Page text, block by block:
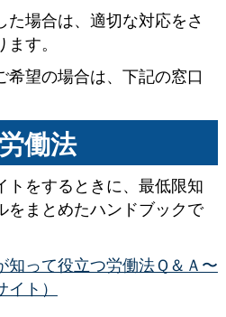
場合は、適切な対応をさ
す。
望の場合は、下記の窓口
働法
トをするときに、最低限知
をまとめたハンドブックで
知って役立つ労働法Ｑ＆Ａ〜
ト）